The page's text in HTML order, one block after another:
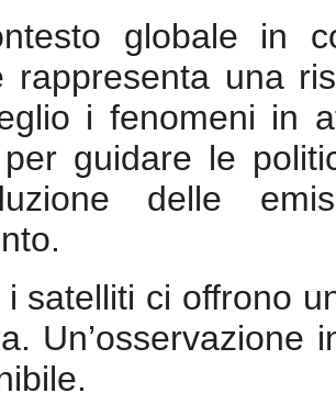
globale in
rappresenta una
i fenomeni in
guidare le
delle
i satelliti ci offrono